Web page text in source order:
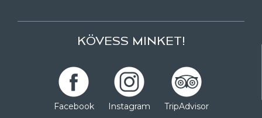
KÖVESS MINKET!
Facebook Instagram TripAdvisor